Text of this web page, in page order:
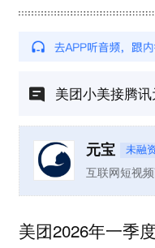
美团小美接腾
元宝 未融
互联网短视
美团2026年一季